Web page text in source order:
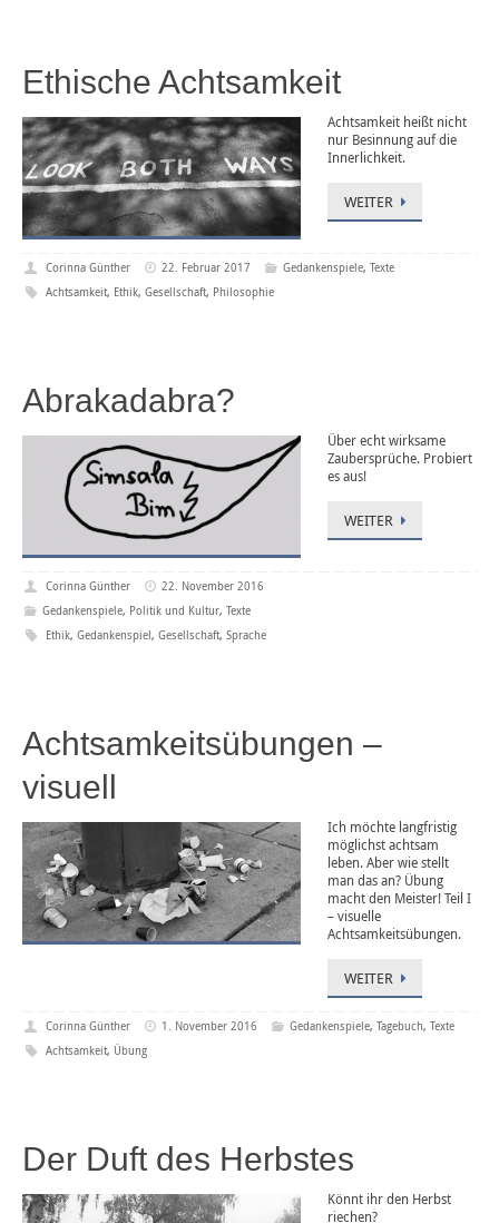
Ethische Achtsamkeit
Achtsamkeit heißt nicht
nur Besinnung auf die
Innerlichkeit.
WEITER
Corinna Günther 22. Februar 2017 Gedankenspiele, Texte
Achtsamkeit, Ethik,Gesellschaft, Philosophie
Abrakadabra?
Über echt wirksame
Zaubersprüche. Probiert
es aus!
WEITER
Corinna Günther
22. November 2016
Gedankenspiele, Politik und Kultur,Texte
Ethik,Gedankenspiel,Gesellschaft,Sprache
Achtsamkeitsübungen –
visuell
Ich möchte langfristig
möglichst achtsam
leben. Aber wie stellt
man das an? Übung
macht den Meister! Teil I
– visuelle
Achtsamkeitsübungen.
WEITER
Corinna Günther 1. November 2016 Gedankenspiele, Tagebuch, Texte
Achtsamkeit, Übung
Der Duft des Herbstes
Könnt ihr den Herbst
riechen?